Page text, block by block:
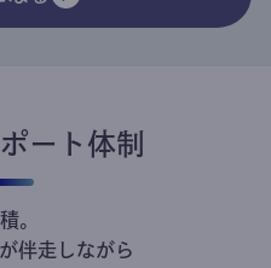
ート体制
。
伴走しながら